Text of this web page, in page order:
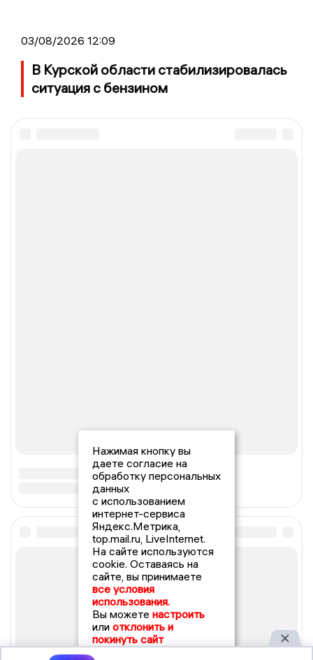
03/08/2026 12:09
В Курской области стабилизировалась
ситуация с бензином
Нажимая кнопку вы
даете согласие на
обработку персональных
данных
с использованием
интернет-сервиса
Яндекс.Метрика,
top.mail.ru, LiveInternet.
На сайте используются
cookie. Оставаясь на
сайте, вы принимаете
все условия
использования.
Вы можете настроить
или отклонить и
покинуть сайт